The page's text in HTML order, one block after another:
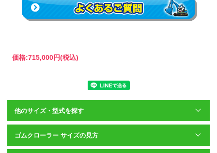
価格:715,000円(税込)
他のサイズ・型式を探す
ゴムクローラー サイズの見方